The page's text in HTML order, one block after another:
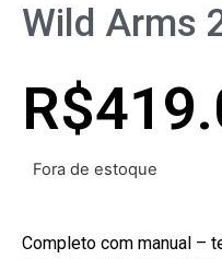
Wild Arms
R$
Fora de estoque
Completo com manual –